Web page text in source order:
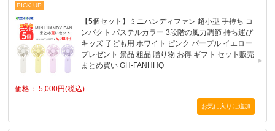
PICK UP
【5個セット】ミニハンディファン 超小型 手持ち コ
ンパクト パステルカラー 3段階の風力調節 持ち運び
キッズ 子ども用 ホワイト ピンク パープル イエロー
プレゼント 景品 粗品 贈り物 お得 ギフト セット販売
まとめ買い GH-FANHHQ
価格： 5,000円(税込)